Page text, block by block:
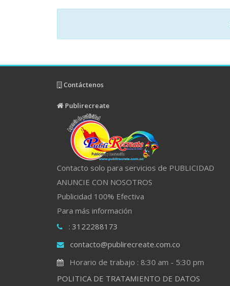
Contáctenos
Publirecreate
Contacto solo para servicios de PUBLICIDAD
ANUNCIE CON NOSOTROS
Publicidad 100% Efectiva
Para más información
: 3122288173
contacto@publirecreate.com.co
Horario de trabajo : 8:30 am - 5:30 pm
POLITICA DE TRATAMIENTO DE DATOS